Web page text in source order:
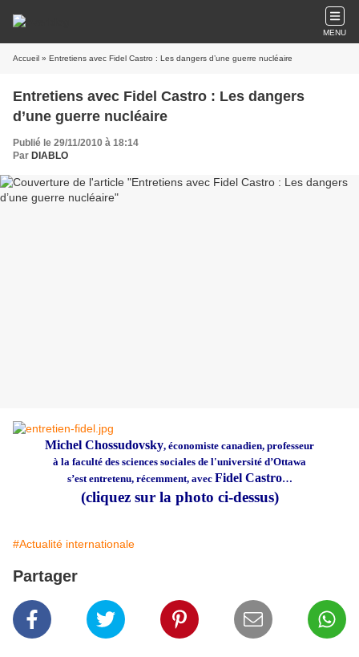
MENU
Accueil » Entretiens avec Fidel Castro : Les dangers d’une guerre nucléaire
Entretiens avec Fidel Castro : Les dangers
d’une guerre nucléaire
Publié le 29/11/2010 à 18:14
Par DIABLO
Michel Chossudovsky, économiste canadien, professeur
à la faculté des sciences sociales de l'université d’Ottawa
s’est entretenu, récemment, avec Fidel Castro…
(cliquez sur la photo ci-dessus)
#Actualité internationale
Partager